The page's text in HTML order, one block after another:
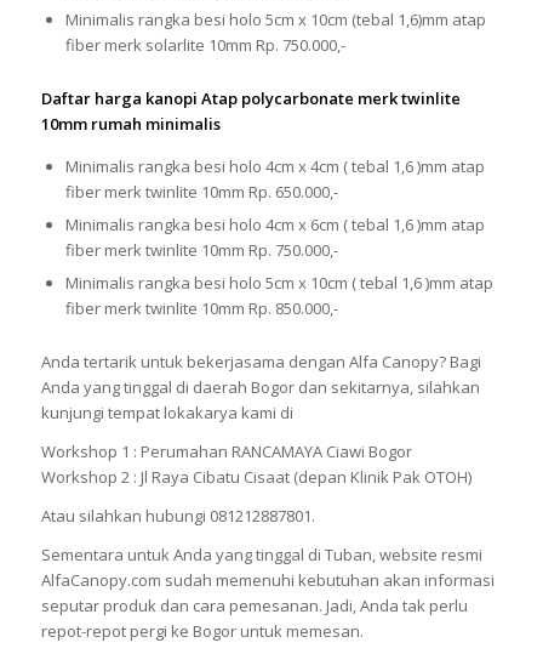
Minimalis rangka besi holo 5cm x 10cm (tebal 1,6)mm atap
fiber merk solarlite 10mm Rp. 750.000,-
Daftar harga kanopi Atap polycarbonate merk twinlite
10mm rumah minimalis
Minimalis rangka besi holo 4cm x 4cm ( tebal 1,6 )mm atap
fiber merk twinlite 10mm Rp. 650.000,-
Minimalis rangka besi holo 4cm x 6cm ( tebal 1,6 )mm atap
fiber merk twinlite 10mm Rp. 750.000,-
Minimalis rangka besi holo 5cm x 10cm ( tebal 1,6 )mm atap
fiber merk twinlite 10mm Rp. 850.000,-
Anda tertarik untuk bekerjasama dengan Alfa Canopy? Bagi
Anda yang tinggal di daerah Bogor dan sekitarnya, silahkan
kunjungi tempat lokakarya kami di
Workshop 1 : Perumahan RANCAMAYA Ciawi Bogor
Workshop 2 : Jl Raya Cibatu Cisaat (depan Klinik Pak OTOH)
Atau silahkan hubungi 081212887801.
Sementara untuk Anda yang tinggal di Tuban, website resmi
AlfaCanopy.com sudah memenuhi kebutuhan akan informasi
seputar produk dan cara pemesanan. Jadi, Anda tak perlu
repot-repot pergi ke Bogor untuk memesan.